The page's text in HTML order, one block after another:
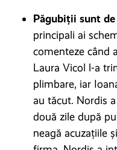
Păgubiții sunt
principali ai
comenteze când
Laura Vicol l-a
plimbare, iar
au tăcut. Nordis
două zile după
neagă acuzațiile